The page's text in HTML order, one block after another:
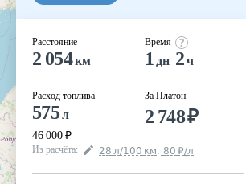
Расстояние
2 054км
Расход топлива
575л
46 000 ₽
Время
1 дн 2 ч
За Платон
2 748₽
Из расчёта: 28 л/100 км, 80 ₽/л